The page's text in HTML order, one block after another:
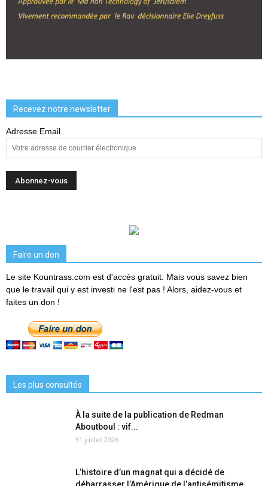
Recevez notre newsletter
Adresse Email
Faire un don
Le site Kountrass.com est d'accès gratuit. Mais vous savez bien
que le travail qui y est investi ne l'est pas ! Alors, aidez-vous et
faites un don !
Les plus consultés
À la suite de la publication de Redman
Aboutboul : vif...
31 juillet 2026
L’histoire d’un magnat qui a décidé de
débarrasser l’Amérique de l’antisémitisme...